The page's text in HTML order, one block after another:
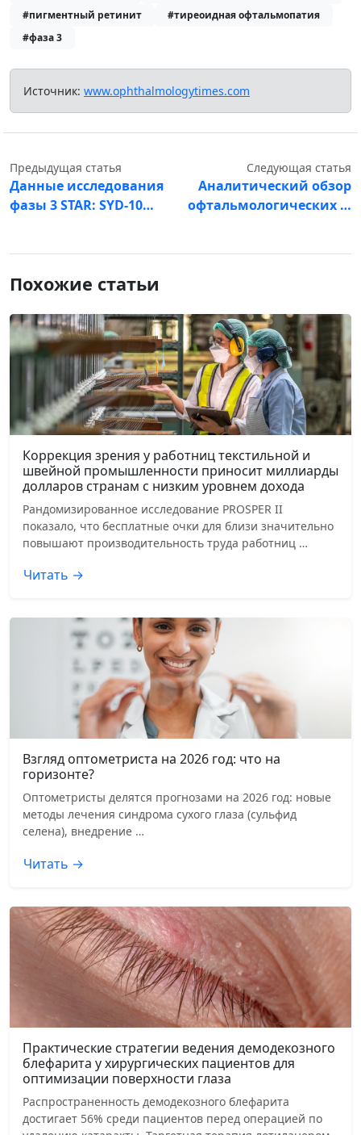
#пигментный ретинит
#тиреоидная офтальмопатия
#фаза 3
Источник: www.ophthalmologytimes.com
Предыдущая статья
Данные исследования
фазы 3 STAR: SYD-10…
Следующая статья
Аналитический обзор
офтальмологических …
Похожие статьи
Коррекция зрения у работниц текстильной и
швейной промышленности приносит миллиарды
долларов странам с низким уровнем дохода
Рандомизированное исследование PROSPER II
показало, что бесплатные очки для близи значительно
повышают производительность труда работниц …
Читать →
Взгляд оптометриста на 2026 год: что на
горизонте?
Оптометристы делятся прогнозами на 2026 год: новые
методы лечения синдрома сухого глаза (сульфид
селена), внедрение …
Читать →
Практические стратегии ведения демодекозного
блефарита у хирургических пациентов для
оптимизации поверхности глаза
Распространенность демодекозного блефарита
достигает 56% среди пациентов перед операцией по